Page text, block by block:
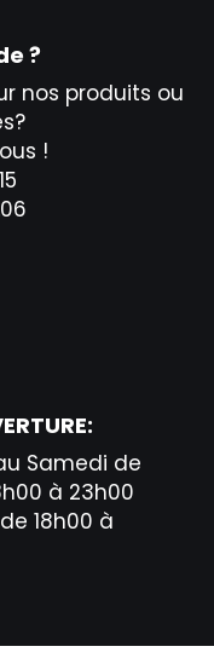
?
nos produits ou
!
Samedi de
à 23h00
18h00 à